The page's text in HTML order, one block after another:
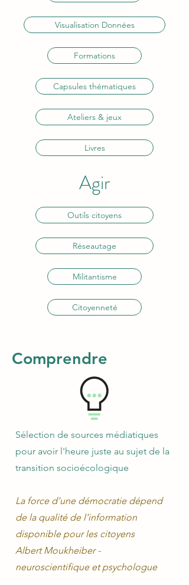
Visualisation Données
Formations
Capsules thématiques
Ateliers & jeux
Livres
Agir
Outils citoyens
Réseautage
Militantisme
Citoyenneté
Comprendre
Sélection de sources médiatiques
pour avoir l'heure juste au sujet de la
transition socioécologique
La force d’une démocratie dépend
de la qualité de l’information
disponible pour les citoyens
Albert Moukheiber -
neuroscientifique et psychologue